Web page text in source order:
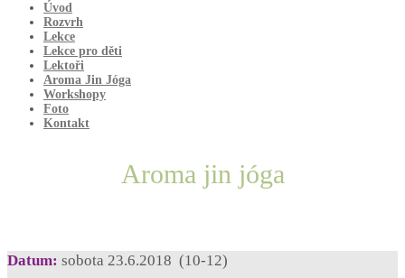
Úvod
Rozvrh
Lekce
Lekce pro děti
Lektoři
Aroma Jin Jóga
Workshopy
Foto
Kontakt
Aroma jin jóga
Datum: sobota 23.6.2018 (10-12)